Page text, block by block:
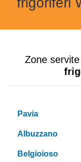
Zone
Pavia
Albuzzano
Belgioioso